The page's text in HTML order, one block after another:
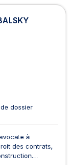
dossier
à
des contrats,